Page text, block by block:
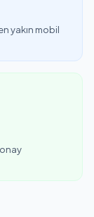
yakın mobil